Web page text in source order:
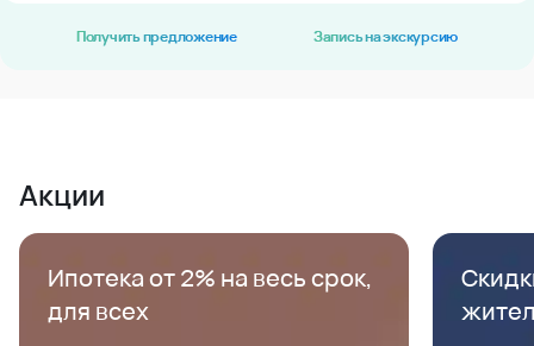
Получить предложение Запись на экскурсию
Акции
Ипотека от 2% на весь срок,
для всех